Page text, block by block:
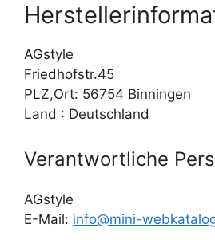
AGstyle
Friedhofstr.45
PLZ,Ort: 56754 Binningen
Land : Deutschland
Verantwortliche
AGstyle
E-Mail: info@mini-